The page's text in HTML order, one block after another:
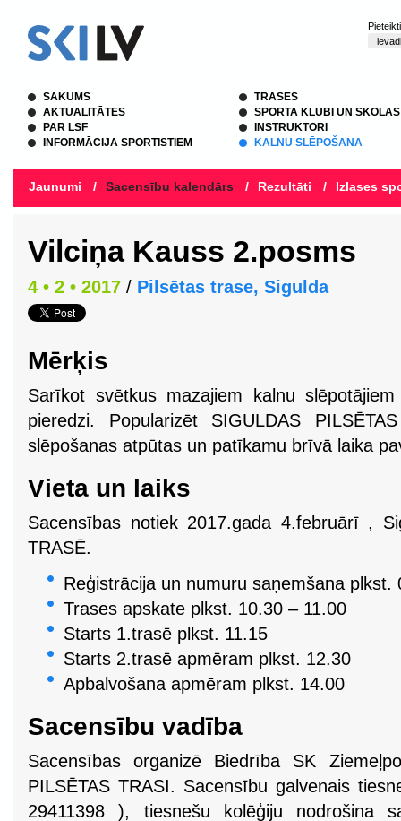
SĀKUMS
AKTUALITĀTES
PAR LSF
INFORMĀCIJA SPORTISTIEM
TRASES
SPORTA KLUBI UN SKOLAS
INSTRUKTORI
KALNU SLĒPOŠANA
Jaunumi / Sacensību kalendārs / Rezultāti / Izlases
Vilciņa Kauss 2.posms
4 • 2 • 2017 / Pilsētas trase, Sigulda
Mērķis
Sarīkot svētkus mazajiem kalnu
pieredzi. Popularizēt SIGULDAS
slēpošanas atpūtas un patīkamu brīvā laika
Vieta un laiks
Sacensības notiek 2017.gada 4.februārī ,
TRASĒ.
Reģistrācija un numuru saņemšana plkst.
Trases apskate plkst. 10.30 – 11.00
Starts 1.trasē plkst. 11.15
Starts 2.trasē apmēram plkst. 12.30
Apbalvošana apmēram plkst. 14.00
Sacensību vadība
Sacensības organizē Biedrība SK
PILSĒTAS TRASI. Sacensību galvenais
29411398 ), tiesnešu kolēģiju nodrošina